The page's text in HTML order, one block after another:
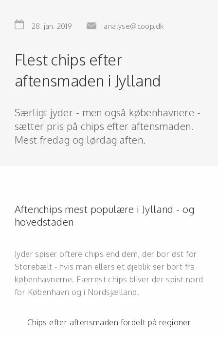
28. jan. 2019 analyse@coop.dk
Flest chips efter
aftensmaden i Jylland
Særligt jyder - men også københavnere -
sætter pris på chips efter aftensmaden.
Mest fredag og lørdag aften.
Aftenchips mest populære i Jylland - og
hovedstaden
Jyder spiser oftere chips end dem, der bor øst for
Storebælt - hvis man ellers et øjeblik ser bort fra
københavnerne. Færrest chips bliver der spist nord
for København og i Nordsjælland.
Chips efter aftensmaden fordelt på regioner